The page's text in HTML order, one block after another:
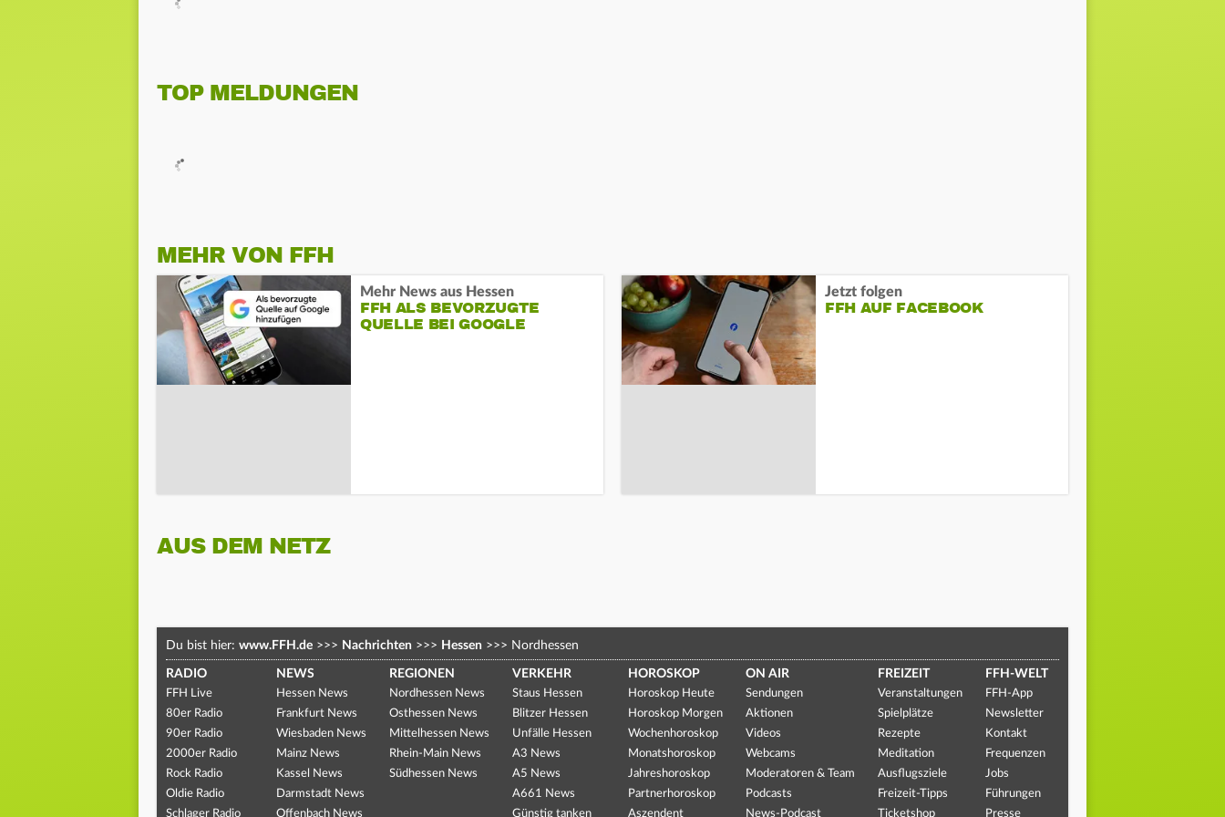
TOP MELDUNGEN
MEHR VON FFH
Mehr News aus Hessen
FFH ALS BEVORZUGTE
QUELLE BEI GOOGLE
Jetzt folgen
FFH AUF FACEBOOK
AUS DEM NETZ
Du bist hier: www.FFH.de >>> Nachrichten >>> Hessen >>> Nordhessen
RADIO
FFH Live
80er Radio
90er Radio
2000er Radio
Rock Radio
Oldie Radio
Schlager Radio
NEWS
Hessen News
Frankfurt News
Wiesbaden News
Mainz News
Kassel News
Darmstadt News
Offenbach News
REGIONEN
Nordhessen News
Osthessen News
Mittelhessen News
Rhein-Main News
Südhessen News
VERKEHR
Staus Hessen
Blitzer Hessen
Unfälle Hessen
A3 News
A5 News
A661 News
Günstig tanken
HOROSKOP
Horoskop Heute
Horoskop Morgen
Wochenhoroskop
Monatshoroskop
Jahreshoroskop
Partnerhoroskop
Aszendent
ON AIR
Sendungen
Aktionen
Videos
Webcams
Moderatoren & Team
Podcasts
News-Podcast
FREIZEIT
Veranstaltungen
Spielplätze
Rezepte
Meditation
Ausflugsziele
Freizeit-Tipps
Ticketshop
FFH-WELT
FFH-App
Newsletter
Kontakt
Frequenzen
Jobs
Führungen
Presse